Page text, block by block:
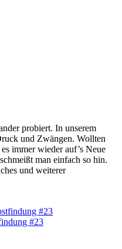
probiert. In unserem
und Zwängen. Wollten
immer wieder auf’s Neue
man einfach so hin.
und weiterer
#23